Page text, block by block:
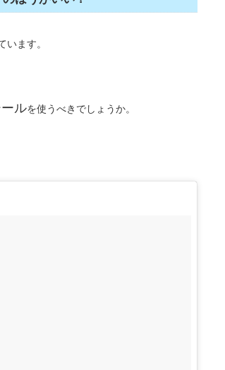
います。
ルを使うべきでしょうか。